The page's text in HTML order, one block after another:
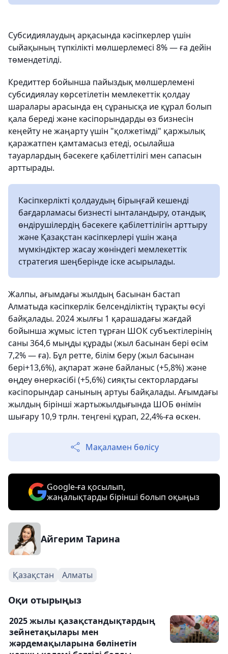
Субсидиялаудың арқасында кәсіпкерлер үшін
сыйақының түпкілікті мөлшерлемесі 8% — ға дейін
төмендетілді.
Кредиттер бойынша пайыздық мөлшерлемені
субсидиялау көрсетілетін мемлекеттік қолдау
шаралары арасында ең сұранысқа ие құрал болып
қала береді және кәсіпорындарды өз бизнесін
кеңейту не жаңарту үшін "қолжетімді" қаржылық
қаражатпен қамтамасыз етеді, осылайша
тауарлардың бәсекеге қабілеттілігі мен сапасын
арттырады.
Кәсіпкерлікті қолдаудың бірыңғай кешенді
бағдарламасы бизнесті ынталандыру, отандық
өндірушілердің бәсекеге қабілеттілігін арттыру
және Қазақстан кәсіпкерлері үшін жаңа
мүмкіндіктер жасау жөніндегі мемлекеттік
стратегия шеңберінде іске асырылады.
Жалпы, ағымдағы жылдың басынан бастап
Алматыда кәсіпкерлік белсенділіктің тұрақты өсуі
байқалады. 2024 жылғы 1 қарашадағы жағдай
бойынша жұмыс істеп тұрған ШОК субъектілерінің
саны 364,6 мыңды құрады (жыл басынан бері өсім
7,2% — ға). Бұл ретте, білім беру (жыл басынан
бері+13,6%), ақпарат және байланыс (+5,8%) және
өңдеу өнеркәсібі (+5,6%) сияқты секторлардағы
кәсіпорындар санының артуы байқалады. Ағымдағы
жылдың бірінші жартыжылдығында ШОБ өнімін
шығару 10,9 трлн. теңгені құрап, 22,4%-ға өскен.
Мақаламен бөлісу
Google-ға қосылып,
жаңалықтарды бірінші болып оқыңыз
Айгерим Тарина
Қазақстан Алматы
Оқи отырыңыз
2025 жылы қазақстандықтардың
зейнетақылары мен
жәрдемақыларына бөлінетін